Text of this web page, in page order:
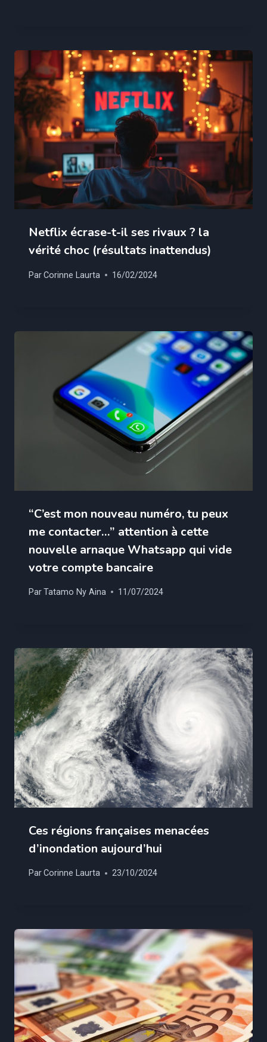
Netflix écrase-t-il ses rivaux ? la
vérité choc (résultats inattendus)
ParCorinne Laurta 16/02/2024
“C’est mon nouveau numéro, tu peux
me contacter…” attention à cette
nouvelle arnaque Whatsapp qui vide
votre compte bancaire
ParTatamo Ny Aina 11/07/2024
Ces régions françaises menacées
d’inondation aujourd’hui
ParCorinne Laurta 23/10/2024